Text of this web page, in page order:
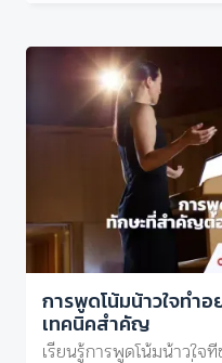
การพูดโน้มน้าวใจทำ
เทคนิคสำคัญ
เรียนรู้การพูดโน้มน้าวใ